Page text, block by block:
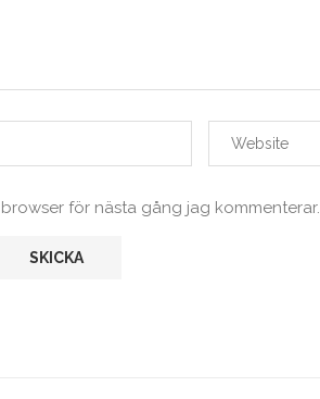
för nästa gång jag kommenterar.